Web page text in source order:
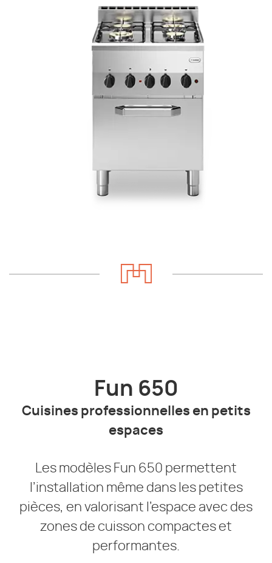
Fun 650
Cuisines professionnelles en petits
espaces
Les modèles Fun 650 permettent
l’installation même dans les petites
pièces, en valorisant l’espace avec des
zones de cuisson compactes et
performantes.